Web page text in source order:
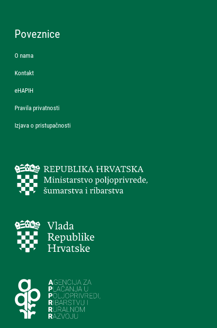
Poveznice
O nama
Kontakt
eHAPIH
Pravila privatnosti
Izjava o pristupačnosti